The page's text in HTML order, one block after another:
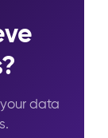
data